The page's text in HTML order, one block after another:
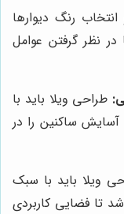
رنگ دیوارها
نظر گرفتن عوامل
طراحی ویلا باید با
آسایش ساکنین را در
ویلا باید با سبک
تا فضایی کاربردی